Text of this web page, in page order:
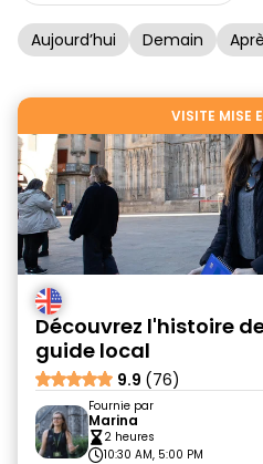
Aujourd’hui Demain
VISITE MISE
Découvrez l'histoire
guide local
9.9 (76)
Fournie par
Marina
2 heures
10:30 AM, 5:00 PM